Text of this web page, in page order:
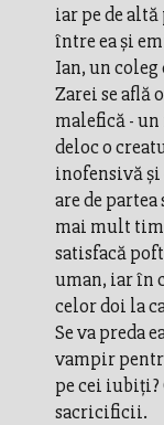
iar pe de
între ea şi
Ian, un
Zarei se află
malefică - un
deloc o
inofensivă şi
are de partea
mai mult
satisfacă
uman, iar în
celor doi la
Se va preda
vampir
pe cei iubiţi?
sacricificii.